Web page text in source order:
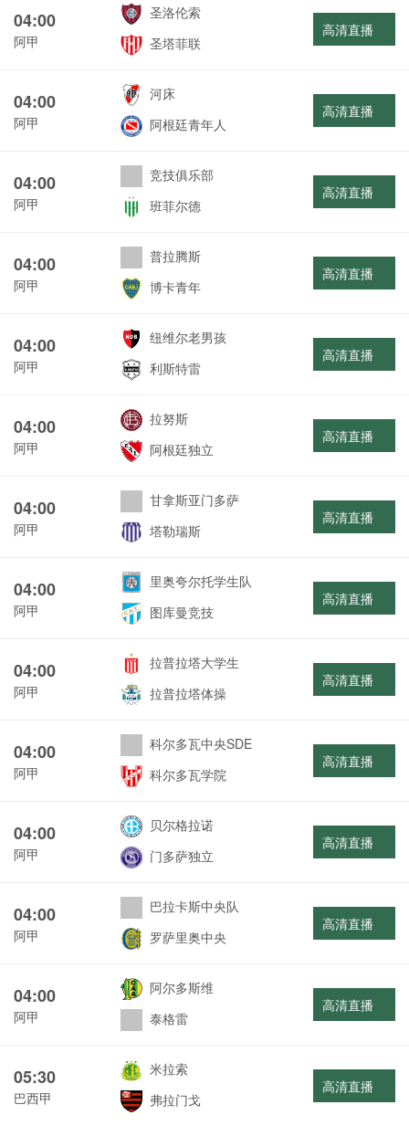
04:00
阿甲
圣洛伦索
圣塔菲联
高清直播
04:00
阿甲
河床
阿根廷青年人
高清直播
04:00
阿甲
竞技俱乐部
班菲尔德
高清直播
04:00
阿甲
普拉腾斯
博卡青年
高清直播
04:00
阿甲
纽维尔老男孩
利斯特雷
高清直播
04:00
阿甲
拉努斯
阿根廷独立
高清直播
04:00
阿甲
甘拿斯亚门多萨
塔勒瑞斯
高清直播
04:00
阿甲
里奥夸尔托学生队
图库曼竞技
高清直播
04:00
阿甲
拉普拉塔大学生
拉普拉塔体操
高清直播
04:00
阿甲
科尔多瓦中央SDE
科尔多瓦学院
高清直播
04:00
阿甲
贝尔格拉诺
门多萨独立
高清直播
04:00
阿甲
巴拉卡斯中央队
罗萨里奥中央
高清直播
04:00
阿甲
阿尔多斯维
泰格雷
高清直播
05:30
巴西甲
米拉索
弗拉门戈
高清直播